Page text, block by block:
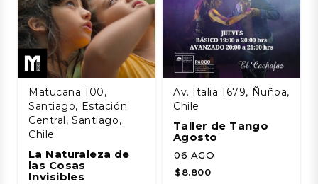
Matucana 100,
Santiago, Estación
Central, Santiago,
Chile
La Naturaleza de
las Cosas
Invisibles
Av. Italia 1679, Ñuñoa,
Chile
Taller de Tango
Agosto
06 AGO
$8.800